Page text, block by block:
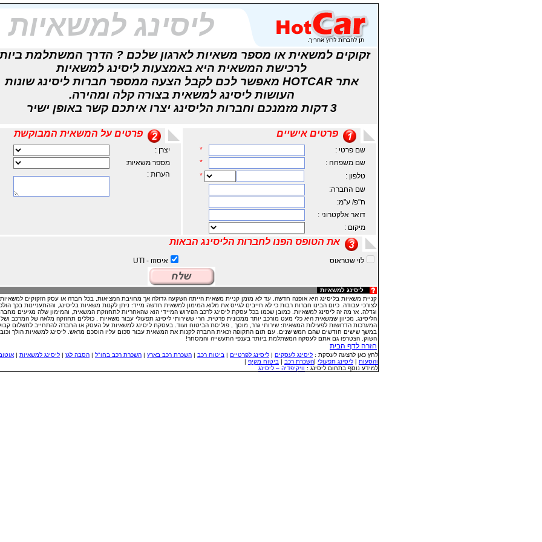
ליסינג למשאיות
זקוקים למשאית או מספר משאיות לארגון שלכם ? הדרך המשתלמת
לרכישת המשאית היא באמצעות ליסינג למשאיות
אתר HOTCAR מאפשר לכם לקבל הצעה ממספר חברות ליסינג שונות
העושות ליסינג למשאית בצורה קלה ומהירה.
3 דקות מזמנכם וחברות הליסינג יצרו איתכם קשר באופן ישיר
פרטים אישיים
שם פרטי :
*
שם משפחה :
*
טלפון :
*
שם החברה:
ח"פ/ ע"מ:
דואר אלקטרוני :
מיקום :
פרטים על המשאית המבוקשת
יצרן :
מספר משאיות:
הערות :
את הטופס הפנו לחברות הליסינג הבאות
לוי שטראוס איסוזו - UTI
ליסינג למשאיות
קניית משאיות בליסינג היא אופנה חדשה. עד לא מזמן קניית משאית הייתה השקעה גדולה אך מחויבת המציאות, בכל חברה או עסק הזקוקים למשאיות
לצורכי עבודה. כיום הבינו חברות רבות כי לא חייבים לגייס את מלוא המימון למשאית חדשה מייד: ניתן לקנות משאיות בליסינג, וההתעניינות בכך
וגדלה. אז מה זה ליסינג למשאיות. כמובן שכמו בכל עסקת ליסינג לרכב הפירוש המיידי הוא שהאחריות לתחזוקת המשאית, והמימון שלה מגיעים
הליסינג. מכיוון שמשאית היא כלי מעט מורכב יותר ממכונית פרטית, הרי ששירותי ליסינג תפעולי עבור משאיות , כוללים תחזוקה מלאה של המרכב
המערכות הדרושות לפעילות המשאית: שירותי גרר, מוסך , פוליסת הביטוח ועוד. בעסקת ליסינג למשאיות על העסק או החברה להתחייב לתשלום
במשך שישים חודשים שהם חמש שנים. עם תום התקופה זכאית החברה לקנות את המשאית עבור סכום עליו הוסכם מראש. ליסינג למשאיות הולך
השוק. הצטרפו גם אתם לעסקה המשתלמת ביותר בענפי התעשייה והמסחר!
חזרה לדף הבית
לחץ כאן להצעה לעסקת : ליסינג לעסקים | ליסינג לפרטיים | ביטוח רכב | השכרת רכב בארץ | השכרת רכב בחו"ל | הסבה לגז | ליסינג למשאיות |
והסעות | ליסינג תפעולי |השכרת רכב | ביטוח מקיף |
למידע נוסף בתחום ליסינג : וויקיפדיה – ליסינג